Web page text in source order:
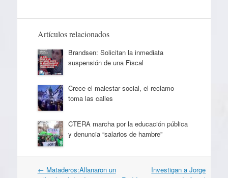
Artículos relacionados
Brandsen: Solicitan la inmediata
suspensión de una Fiscal
Crece el malestar social, el reclamo
toma las calles
CTERA marcha por la educación pública
y denuncia “salarios de hambre”
Navegación
← Mataderos:Allanaron un
Investigan a Jorge